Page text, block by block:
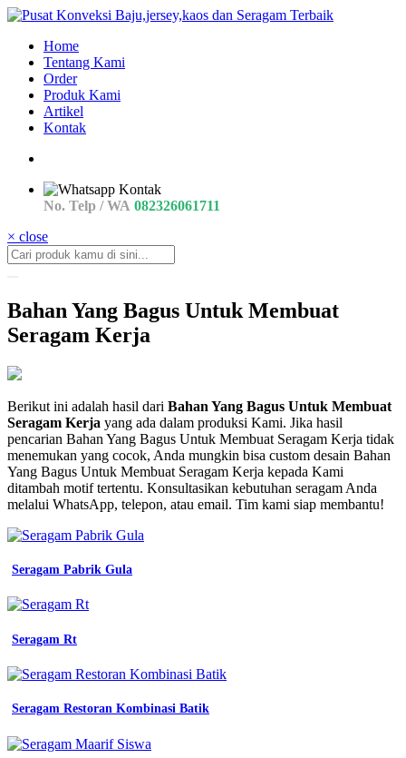
Home
Tentang Kami
Order
Produk Kami
Artikel
Kontak
No. Telp / WA 082326061711
× close
Bahan Yang Bagus Untuk Membuat
Seragam Kerja
bahan
Bahan
Seragam
Kerja
Yang
Bagus
pakaian
untuk
kerja
keringat
yang
cocok
almet
sekolah
warna
seragam
kerja
untuk
Berikut ini adalah hasil dari Bahan Yang Bagus Untuk Membuat
Seragam Kerja yang ada dalam produksi Kami. Jika hasil
pencarian Bahan Yang Bagus Untuk Membuat Seragam Kerja tidak
menemukan yang cocok, Anda mungkin bisa custom desain Bahan
Yang Bagus Untuk Membuat Seragam Kerja kepada Kami
ditambah motif tertentu. Konsultasikan kebutuhan seragam Anda
melalui WhatsApp, telepon, atau email. Tim kami siap membantu!
Seragam Pabrik Gula
Seragam Rt
Seragam Restoran Kombinasi Batik